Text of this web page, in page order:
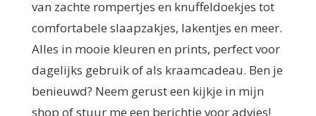
van zachte rompertjes en knuffeldoekjes tot
comfortabele slaapzakjes, lakentjes en meer.
Alles in mooie kleuren en prints, perfect voor
dagelijks gebruik of als kraamcadeau. Ben je
benieuwd? Neem gerust een kijkje in mijn
shop of stuur me een berichtje voor advies!